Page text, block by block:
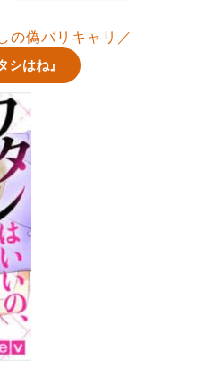
の偽バリキャリ／
シはね』